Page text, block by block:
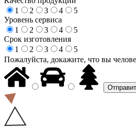
1
2 3 4
5
Уровень сервиса
1
2 3 4
5
Срок изготовления
1
2 3 4
5
Пожалуйста, докажите, что вы